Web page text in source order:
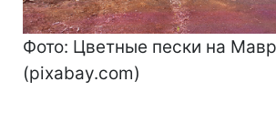
Фото: Цветные пески на
(pixabay.com)